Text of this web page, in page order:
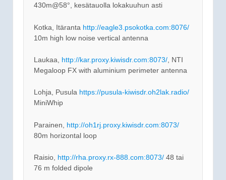
430m@58°, kesätauolla lokakuuhun asti
Kotka, Itäranta http://eagle3.psokotka.com:8076/
10m high low noise vertical antenna
Laukaa, http://kar.proxy.kiwisdr.com:8073/ , NTI
Megaloop FX with aluminium perimeter antenna
Lohja, Pusula https://pusula-kiwisdr.oh2lak.radio/
MiniWhip
Parainen, http://oh1rj.proxy.kiwisdr.com:8073/
80m horizontal loop
Raisio, http://rha.proxy.rx-888.com:8073/ 48 tai
76 m folded dipole